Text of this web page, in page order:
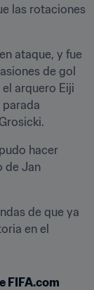
las rotaciones
ataque, y fue
de gol
arquero Eiji
parada
hacer
de Jan
de que ya
en el
FIFA.com